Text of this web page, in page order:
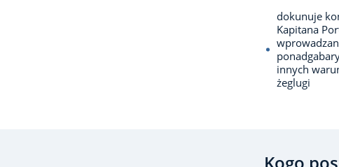
dokunuje
Kapitana
innych
żeglugi